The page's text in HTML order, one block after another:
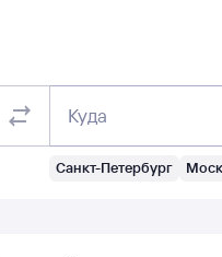
Куда
Санкт-Петербург